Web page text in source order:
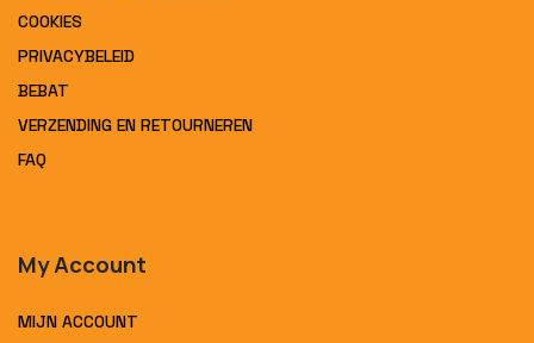
COOKIES
PRIVACYBELEID
BEBAT
VERZENDING EN RETOURNEREN
FAQ
My Account
MIJN ACCOUNT